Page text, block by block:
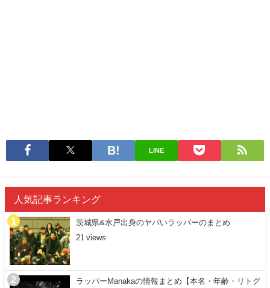
LINE
人気記事ランキング
茨城県&水戸出身のヤバいラッパーのまとめ
21
ラッパーManakaの情報まとめ【本名・年齢・リトグ